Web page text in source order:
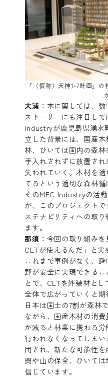
「（仮称）天神1-7計画」
大浦 ：木に関しては、
ストーリーにも注目し
Industryが鹿児島県湧水
立した背景には、国産
林、ひいては国内の森林
手入れされずに放置さ
失われていく。木材を
てるという適切な森林循
そのMEC Industryの活
が、このプロジェクト
ステナビリティへの取
ます。
那須 ：今回の取り組み
CLTが使えるんだ」と実
これまで事例がなく、
野が安全に実現できる
とで、CLTを外装材と
全体で広がっていくと期
日本は国土の7割が森林
ながら、国産木材の消
が減ると林業に携わる
行われなくなってしま
用され、新たな可能性
興や山の保全、ひいて
信じています。